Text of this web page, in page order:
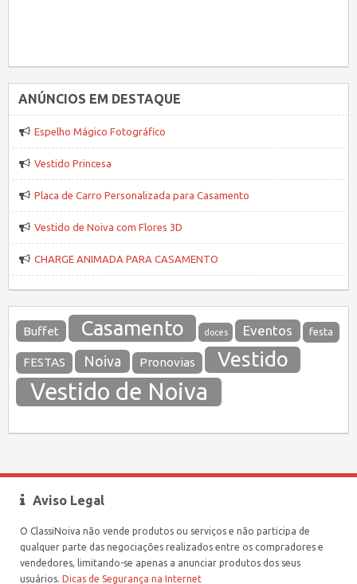
ANÚNCIOS EM DESTAQUE
Espelho Mágico Fotográfico
Vestido Princesa
Placa de Carro Personalizada para Casamento
Vestido de Noiva com Flores 3D
CHARGE ANIMADA PARA CASAMENTO
Buffet Casamento doces Eventos festa
FESTAS Noiva Pronovias Vestido
Vestido de Noiva
Aviso Legal
O ClassiNoiva não vende produtos ou serviços e não participa de
qualquer parte das negociações realizados entre os compradores e
vendedores, limitando-se apenas a anunciar produtos dos seus
usuários. Dicas de Segurança na Internet